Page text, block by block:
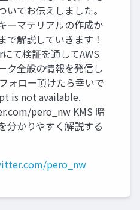
いてお伝えしました。
ーマテリアルの作成か
で解説していきます！
て検証を通してAWS
ク全般の情報を発信し
ォロー頂けたら幸いで
is not available.
pero_nw KMS 暗
分かりやすく解説する
pero_nw